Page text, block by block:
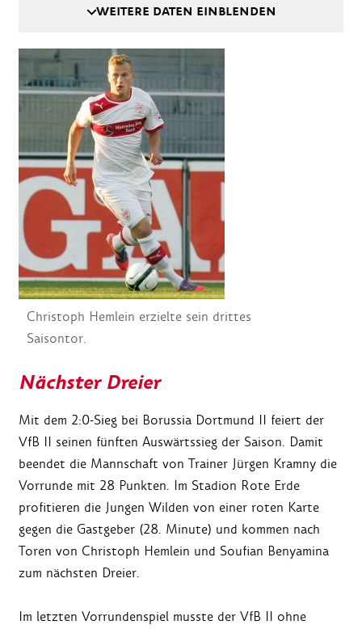
WEITERE DATEN EINBLENDEN
Christoph Hemlein erzielte sein drittes
Saisontor.
Nächster Dreier
Mit dem 2:0-Sieg bei Borussia Dortmund II feiert der
VfB II seinen fünften Auswärtssieg der Saison. Damit
beendet die Mannschaft von Trainer Jürgen Kramny die
Vorrunde mit 28 Punkten. Im Stadion Rote Erde
profitieren die Jungen Wilden von einer roten Karte
gegen die Gastgeber (28. Minute) und kommen nach
Toren von Christoph Hemlein und Soufian Benyamina
zum nächsten Dreier.
Im letzten Vorrundenspiel musste der VfB II ohne